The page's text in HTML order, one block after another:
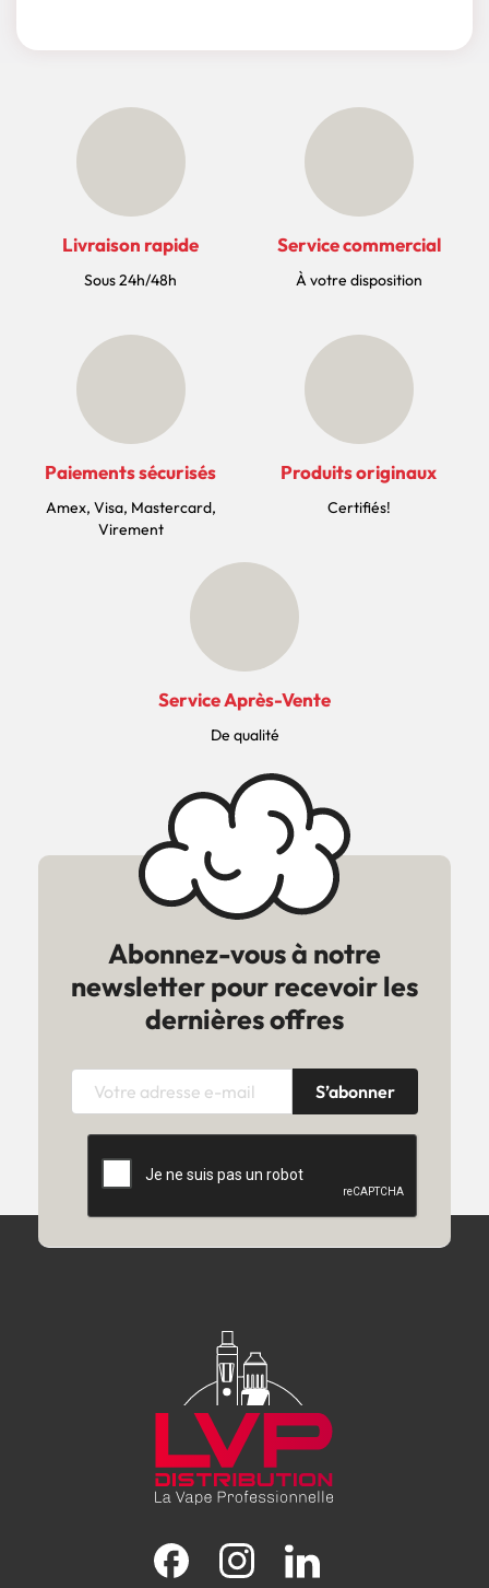
Livraison rapide
Sous 24h/48h
Service commercial
À votre disposition
Paiements sécurisés
Amex, Visa, Mastercard,
Virement
Produits originaux
Certifiés!
Service Après-Vente
De qualité
Abonnez-vous à notre
newsletter pour recevoir les
dernières offres
Facebook Instagram